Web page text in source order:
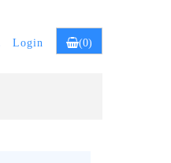
Login (0)